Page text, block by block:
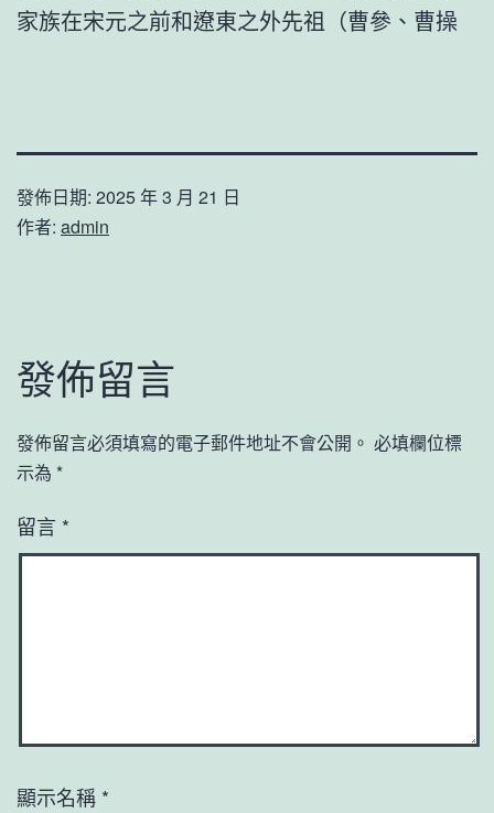
家族在宋元之前和遼東之外先祖（曹參、曹操
發佈日期: 2025 年 3 月 21 日
作者: admin
發佈留言
發佈留言必須填寫的電子郵件地址不會公開。 必填欄位標
示為 *
留言 *
顯示名稱 *